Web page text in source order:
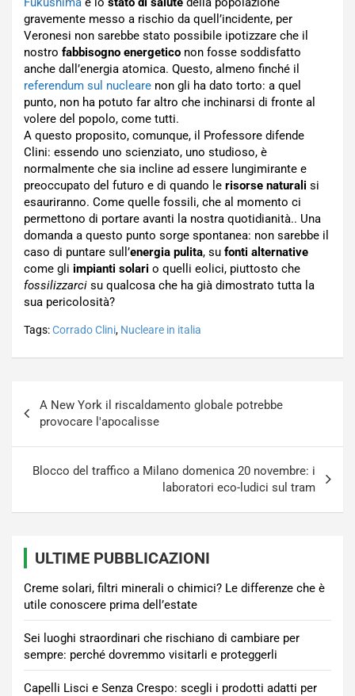
gravemente messo a rischio da quell’incidente, per
Veronesi non sarebbe stato possibile ipotizzare che il
nostro fabbisogno energetico non fosse soddisfatto
anche dall’energia atomica. Questo, almeno finché il
referendum sul nucleare non gli ha dato torto: a quel
punto, non ha potuto far altro che inchinarsi di fronte al
volere del popolo, come tutti.
A questo proposito, comunque, il Professore difende
Clini: essendo uno scienziato, uno studioso, è
normalmente che sia incline ad essere lungimirante e
preoccupato del futuro e di quando le risorse naturali si
esauriranno. Come quelle fossili, che al momento ci
permettono di portare avanti la nostra quotidianità.. Una
domanda a questo punto sorge spontanea: non sarebbe il
caso di puntare sull’energia pulita, su fonti alternative
come gli impianti solari o quelli eolici, piuttosto che
fossilizzarci su qualcosa che ha già dimostrato tutta la
sua pericolosità?
Tags:Corrado Clini, Nucleare in italia
articoli
A New York il riscaldamento globale potrebbe
provocare l'apocalisse
Blocco del traffico a Milano domenica 20 novembre: i
laboratori eco-ludici sul tram
ULTIME PUBBLICAZIONI
Creme solari, filtri minerali o chimici? Le differenze che è
utile conoscere prima dell’estate
Sei luoghi straordinari che rischiano di cambiare per
sempre: perché dovremmo visitarli e proteggerli
Capelli Lisci e Senza Crespo: scegli i prodotti adatti per